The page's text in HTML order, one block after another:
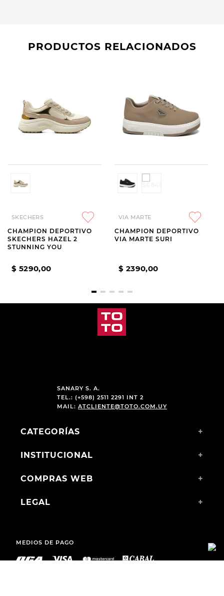
PRODUCTOS RELACIONADOS
SKECHERS
CHAMPION DEPORTIVO
SKECHERS HAZEL 2
STUNNING YOU
$ 5290,00
VIA MARTE
CHAMPION DEPORTIVO
VIA MARTE SURI
$ 2390,00
SANARY S. A.
TEL.: (+598) 2511 2291 INT 2
MAIL: ATCLIENTE@TOTO.COM.UY
CATEGORÍAS +
INSTITUCIONAL +
COMPRAS WEB +
LEGAL +
MEDIOS DE PAGO